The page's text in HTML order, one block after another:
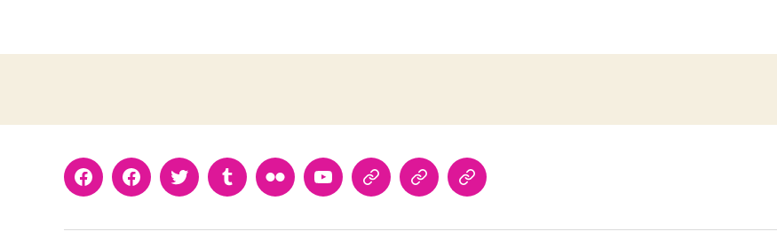
FacebookFacebookTwitterTumblr flickr youtubeello
yumekiyumeki